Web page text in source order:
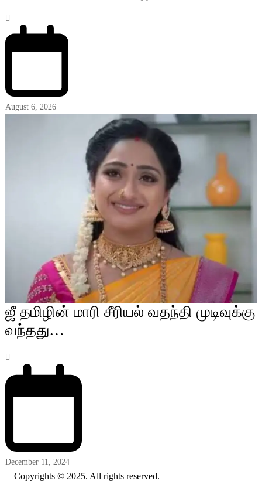
August 6, 2026
ஜீ தமிழின் மாரி சீரியல் வதந்தி முடிவுக்கு
வந்தது…
December 11, 2024
Copyrights © 2025. All rights reserved.